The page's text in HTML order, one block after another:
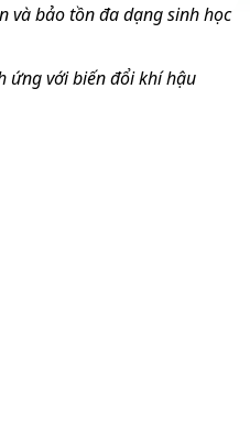
và bảo tồn đa dạng sinh học
ứng với biến đổi khí hậu